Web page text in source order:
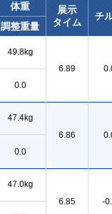
体重
展示
タイム
チ
調整重量
49.8kg
6.89
0.0
47.4kg
6.86
0.0
47.0kg
6.85
-